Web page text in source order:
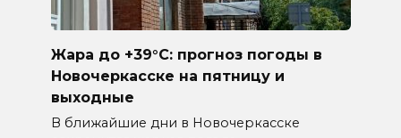
Жара до +39°C: прогноз погоды в
Новочеркасске на пятницу и
выходные
В ближайшие дни в Новочеркасске